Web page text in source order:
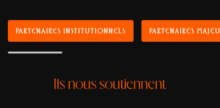
PARTENAIRES INSTITUTIONNELS PARTENAIRES
Ils nous soutiennent